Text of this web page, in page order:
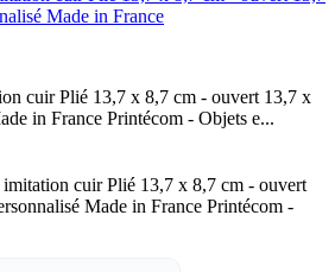
Made in France